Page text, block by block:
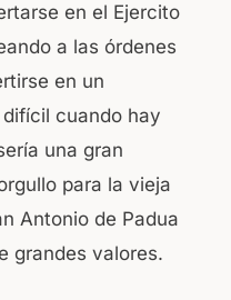
en el Ejercito
a las órdenes
en un
cuando hay
una gran
para la vieja
Antonio de Padua
grandes valores.